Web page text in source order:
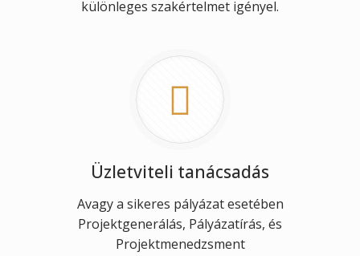
különleges szakértelmet igényel.
Üzletviteli tanácsadás
Avagy a sikeres pályázat esetében
Projektgenerálás, Pályázatírás, és
Projektmenedzsment